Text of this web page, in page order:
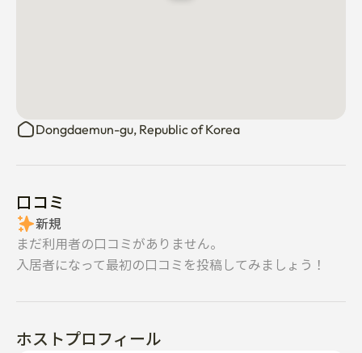
Dongdaemun-gu, Republic of Korea
口コミ
新規
まだ利用者の口コミがありません。
入居者になって最初の口コミを投稿してみましょう！
ホストプロフィール